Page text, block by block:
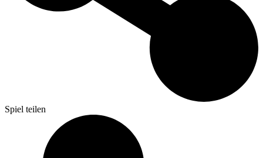
Spiel teilen